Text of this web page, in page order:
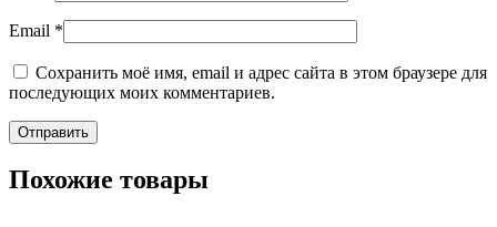
Email *
Сохранить моё имя, email и адрес сайта в этом браузере для
последующих моих комментариев.
Похожие товары